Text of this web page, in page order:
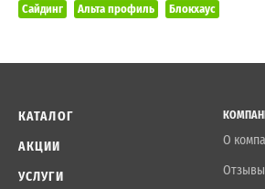
Сайдинг Альта профиль Блокхаус
КАТАЛОГ
АКЦИИ
УСЛУГИ
О
Отзывы